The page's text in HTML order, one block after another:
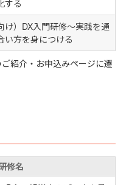
する
け）DX入門研修～実践を通
い方を身につける
紹介・お申込みページに遷
修名